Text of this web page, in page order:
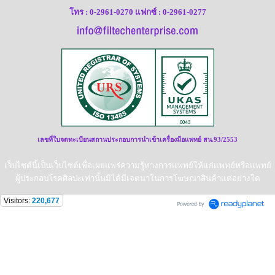
โทร : 0-2961-0270 แฟกซ์ : 0-2961-0277
เลขที่ใบจดทะเบียนสถานประกอบการนำเข้าเครื่องมือแพทย์ สน.93/2553
เว็บไซต์นี้เป็นเว็บไซต์เพื่อเผยแพร่ความรู้ทางการแพทย์ให้แก่แพทย์หรือแพทย์
ผู้ประกอบโรคศิลปะเท่านั้นมิได้มีเจตนาในการโฆษณาสินค้าแต่อย่างใด
Visitors: 220,677